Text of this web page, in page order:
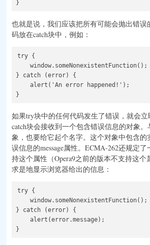
也就是说，我们应该把所有可能会抛出错
码放在catch块中，例如：
try {
window.someNonexistentFunction();
} catch (error) {
    alert('An error happened!');
}
如果try块中的任何代码发生了错误，就会
catch块会接收到一个包含错误信息的对象
象，也要给它起个名字。这个对象中包含
误信息的message属性。ECMA-262还规定
持这个属性（Opera9之前的版本不支持这
求是地显示浏览器给出的信息：
try {
window.someNonexistentFunction();
} catch (error) {
    alert(error.message);
}